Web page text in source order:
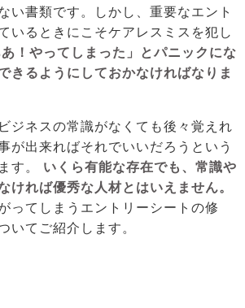
い書類です。しかし、重要なエント
いるときにこそケアレスミスを犯し
あ！やってしまった」とパニックにな
きるようにしておかなければなりま
ジネスの常識がなくても後々覚えれ
が出来ればそれでいいだろうという
す。
いくら有能な存在でも、常識や
ければ優秀な人材とはいえません。
ってしまうエントリーシートの修
いてご紹介します。